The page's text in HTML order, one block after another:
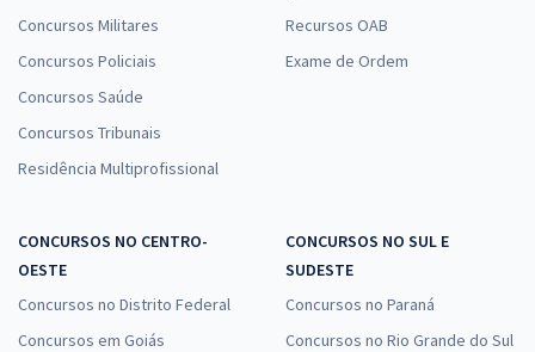
Concursos Militares
Concursos Policiais
Concursos Saúde
Concursos Tribunais
Residência Multiprofissional
Recursos OAB
Exame de Ordem
CONCURSOS NO CENTRO-
OESTE
Concursos no Distrito Federal
Concursos em Goiás
CONCURSOS NO SUL E
SUDESTE
Concursos no Paraná
Concursos no Rio Grande do Sul